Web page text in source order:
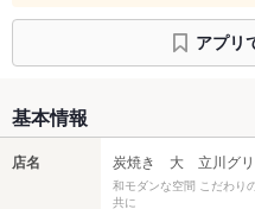
アプリ
基本情報
店名 炭焼き 大 立川グリ
和モダンな空間 こだわり
共に